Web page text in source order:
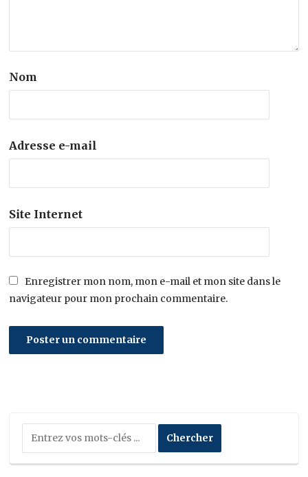
Nom
Adresse e-mail
Site Internet
Enregistrer mon nom, mon e-mail et mon site dans le
navigateur pour mon prochain commentaire.